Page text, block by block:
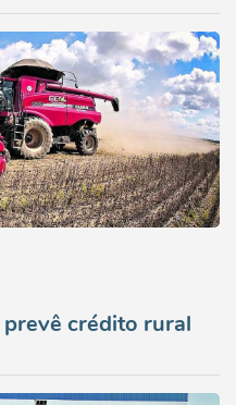
crédito rural